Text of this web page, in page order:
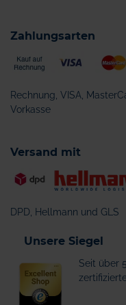
Zahlungsarten
Rechnung, VISA,
Vorkasse
Versand mit
DPD, Hellmann und GLS
Unsere Siegel
Seit über